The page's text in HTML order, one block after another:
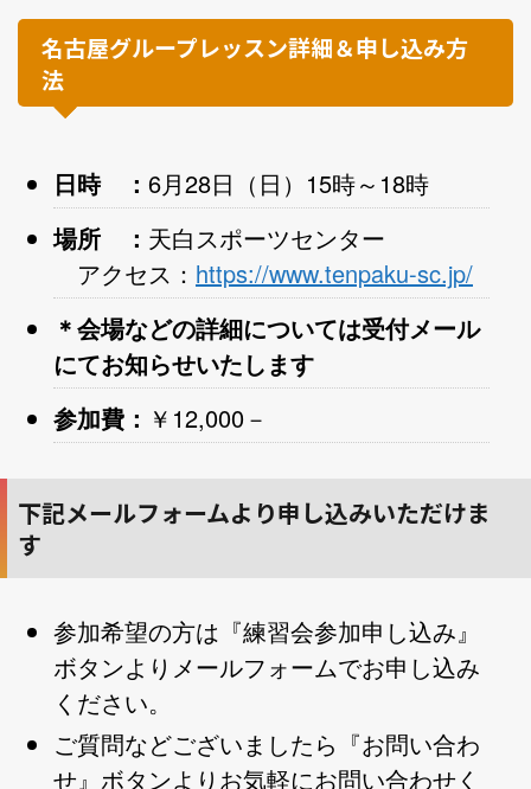
名古屋グループレッスン詳細＆申し込み方
法
日時 ： 6月28日（日）15時～18時
場所 ： 天白スポーツセンター
アクセス： https://www.tenpaku-sc.jp/
＊会場などの詳細については受付メール
にてお知らせいたします
参加費： ￥12,000－
下記メールフォームより申し込みいただけま
す
参加希望の方は『練習会参加申し込み』
ボタンよりメールフォームでお申し込み
ください。
ご質問などございましたら『お問い合わ
せ』ボタンよりお気軽にお問い合わせく